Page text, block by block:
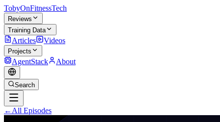
TobyOnFitnessTech
Reviews
Training Data
Articles Videos
Projects
AgentStack About
Search
← All Episodes